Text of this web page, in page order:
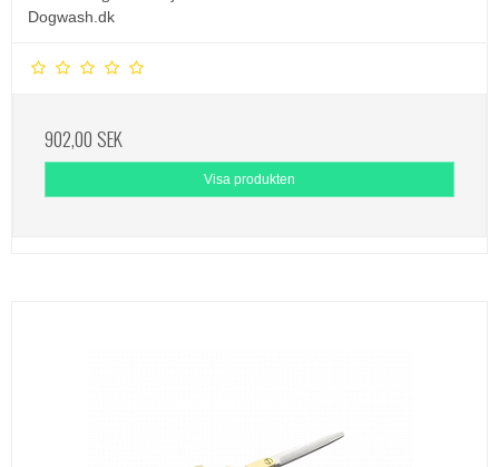
Dogwash.dk
902,00 SEK
Visa produkten